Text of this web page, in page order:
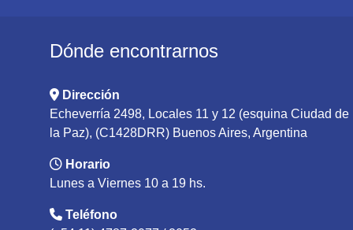
Dónde encontrarnos
Dirección
Echeverría 2498, Locales 11 y 12 (esquina Ciudad de
la Paz), (C1428DRR) Buenos Aires, Argentina
Horario
Lunes a Viernes 10 a 19 hs.
Teléfono